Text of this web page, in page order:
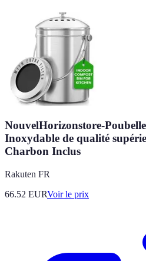
NouvelHorizonstore-
Inoxydable de qualité
Charbon Inclus
Rakuten FR
66.52 EURVoir le prix